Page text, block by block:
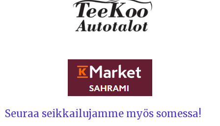
Seuraa seikkailujamme myös somessa!